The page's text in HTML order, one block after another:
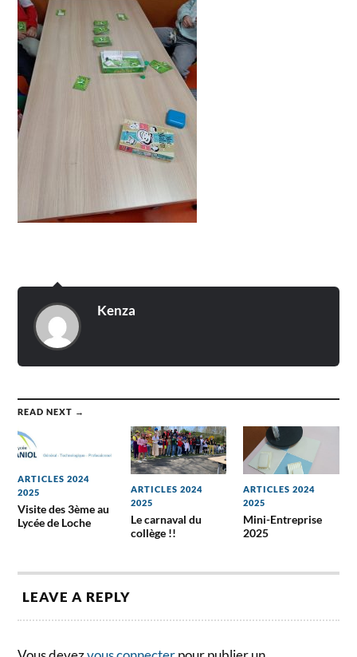
Kenza
READ NEXT →
ARTICLES 2024
2025
Visite des 3ème au
Lycée de Loche
ARTICLES 2024
2025
Le carnaval du
collège !!
ARTICLES 2024
2025
Mini-Entreprise
2025
LEAVE A REPLY